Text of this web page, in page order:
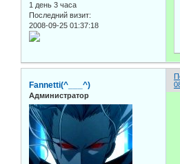
1 день 3 часа
Последний визит:
2008-09-25 01:37:18
Fannetti(^___^)
Администратор